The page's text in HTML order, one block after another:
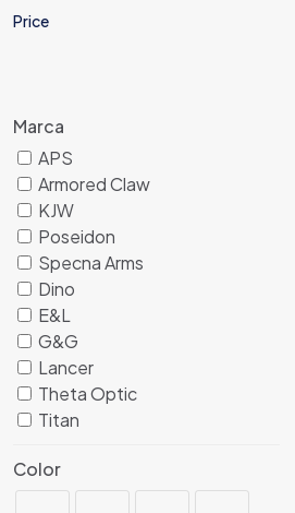
Price
Marca
APS
Armored Claw
KJW
Poseidon
Specna Arms
Dino
E&L
G&G
Lancer
Theta Optic
Titan
Color